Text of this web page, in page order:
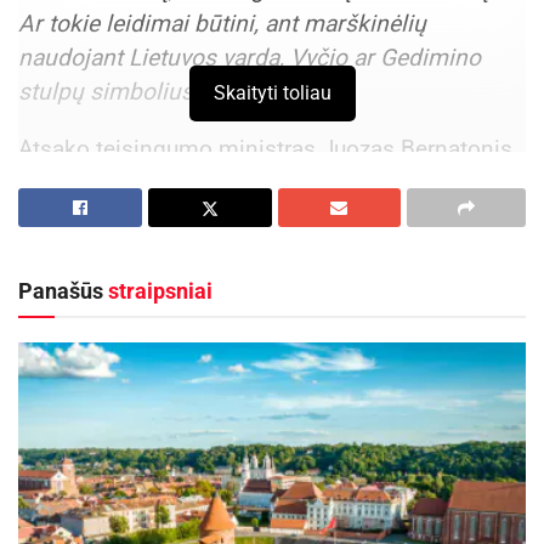
Ar tokie leidimai būtini, ant marškinėlių
naudojant Lietuvos vardą, Vyčio ar Gedimino
stulpų simbolius?
Atsako teisingumo ministras Juozas Bernatonis
Bet koks oficialių Lietuvos simbolių naudojimas
ir kt.) turi būti pagarbus ir nežeminti Lietuvos
valstybės.
Leidimų naudoti Lietuvos valstybės simbolius
tvarka taikoma, kai siekiama prekių ženklo ar
dizaino teisinės apsaugos, kuri suteikia teisę
savininkui uždrausti kitiems asmenims naudoti
šiuos ženklus ar dizainą be savininko sutikimo.
Skaityti toliau
Panašūsstraipsniai